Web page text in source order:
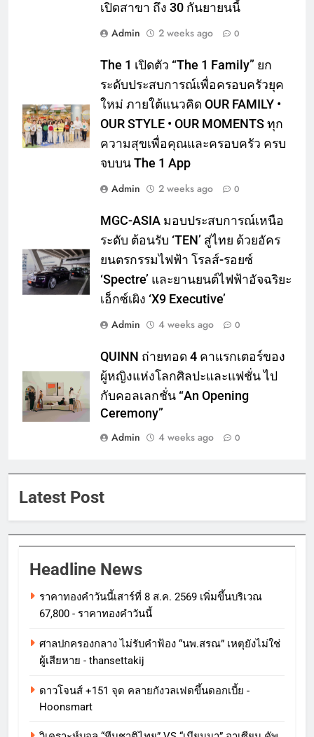
เปิดสาขา ถึง 30 กันยายนนี้
Admin
2 weeks ago 0
The 1 เปิดตัว “The 1 Family” ยก
ระดับประสบการณ์เพื่อครอบครัวยุค
ใหม่ ภายใต้แนวคิด OUR FAMILY •
OUR STYLE • OUR MOMENTS ทุก
ความสุขเพื่อคุณและครอบครัว ครบ
จบบน The 1 App
Admin
2 weeks ago 0
MGC-ASIA มอบประสบการณ์เหนือ
ระดับ ต้อนรับ ‘TEN’ สู่ไทย ด้วยอัคร
ยนตรกรรมไฟฟ้า โรลส์-รอยซ์
‘Spectre’ และยานยนต์ไฟฟ้าอัจฉริยะ
เอ็กซ์เผิง ‘X9 Executive’
Admin
4 weeks ago 0
QUINN ถ่ายทอด 4 คาแรกเตอร์ของ
ผู้หญิงแห่งโลกศิลปะและแฟชั่น ไป
กับคอลเลกชั่น “An Opening
Ceremony”
Admin
4 weeks ago 0
Latest Post
Headline News
ราคาทองคําวันนี้เสาร์ที่ 8 ส.ค. 2569 เพิ่มขึ้นบริเวณ
67,800 - ราคาทองคําวันนี้
ศาลปกครองกลาง ไม่รับคำฟ้อง “นพ.สรณ” เหตุยังไม่ใช่
ผู้เสียหาย - thansettakij
ดาวโจนส์ +151 จุด คลายกังวลเฟดขึ้นดอกเบี้ย -
Hoonsmart